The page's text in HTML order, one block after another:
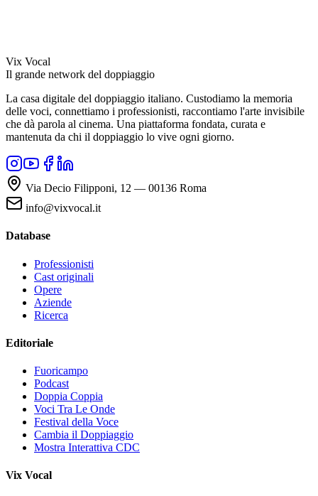
Vix Vocal
Il grande network del doppiaggio
La casa digitale del doppiaggio italiano. Custodiamo la memoria
delle voci, connettiamo i professionisti, raccontiamo l'arte invisibile
che dà parola al cinema. Una piattaforma fondata, curata e
mantenuta da chi il doppiaggio lo vive ogni giorno.
Via Decio Filipponi, 12 — 00136 Roma
info@vixvocal.it
Database
Professionisti
Cast originali
Opere
Aziende
Ricerca
Editoriale
Fuoricampo
Podcast
Doppia Coppia
Voci Tra Le Onde
Festival della Voce
Cambia il Doppiaggio
Mostra Interattiva CDC
Vix Vocal